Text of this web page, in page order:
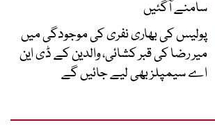
سامنے آگئیں
پولیس کی بھاری نفری کی موجودگی میں
میر رضا کی قبر کشائی، والدین کے ڈی این
اے سیمپلز بھی لیے جائیں گے